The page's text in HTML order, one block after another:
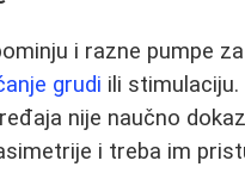
i razne pumpe za
grudi ili stimulaciju.
nije naučno
i treba im